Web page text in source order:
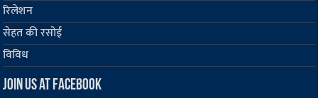
रिलेशन
सेहत की रसोई
विविध
Join us at Facebook